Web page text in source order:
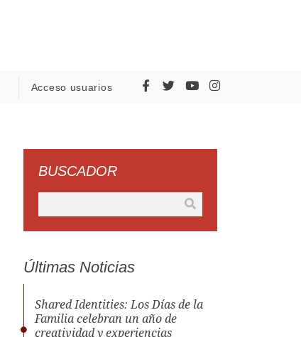
Acceso usuarios
BUSCADOR
Últimas Noticias
Shared Identities: Los Días de la
Familia celebran un año de
creatividad y experiencias